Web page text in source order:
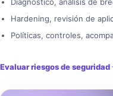
Hardening, revisión de
Políticas, controles,
Evaluar riesgos de seguridad